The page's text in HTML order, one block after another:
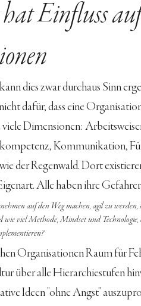
Einfluss
dies zwar durchaus Sinn
dafür, dass eine
Dimensionen:
Kommunikation,
der Regenwald. Dort
Alle haben ihre
auf den Weg machen, agil zu
wie viel Methode, Mindset und
Organisationen Raum für
über alle Hierarchiestufen
Ideen "ohne Angst"